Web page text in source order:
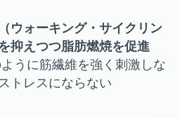
ウォーキング・サイクリン
抑えつつ脂肪燃焼を促進
うに筋繊維を強く刺激しな
トレスにならない